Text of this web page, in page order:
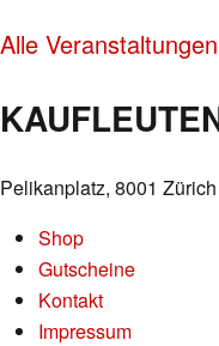
Alle
Pelikanplatz, 8001 Zürich
Shop
Gutscheine
Kontakt
Impressum